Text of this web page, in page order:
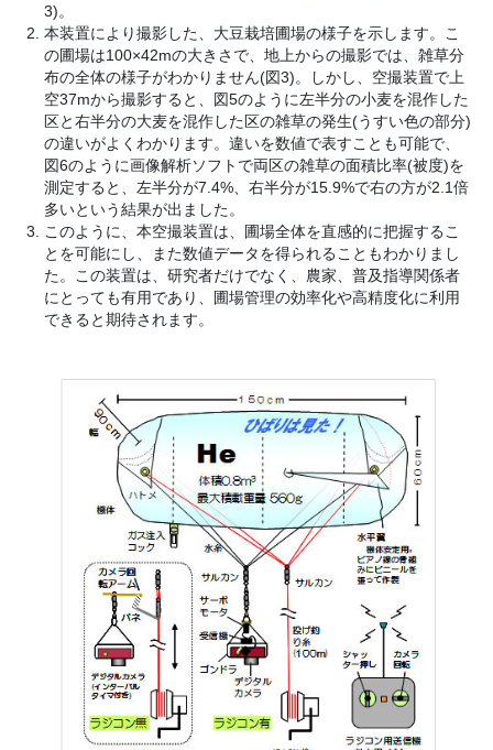
3)。
本装置により撮影した、大豆栽培圃場の様子を示します。こ
の圃場は100×42mの大きさで、地上からの撮影では、雑草分
布の全体の様子がわかりません(図3)。しかし、空撮装置で上
空37mから撮影すると、図5のように左半分の小麦を混作した
区と右半分の大麦を混作した区の雑草の発生(うすい色の部分)
の違いがよくわかります。違いを数値で表すことも可能で、
図6のように画像解析ソフトで両区の雑草の面積比率(被度)を
測定すると、左半分が7.4%、右半分が15.9%で右の方が2.1倍
多いという結果が出ました。
このように、本空撮装置は、圃場全体を直感的に把握するこ
とを可能にし、また数値データを得られることもわかりまし
た。この装置は、研究者だけでなく、農家、普及指導関係者
にとっても有用であり、圃場管理の効率化や高精度化に利用
できると期待されます。